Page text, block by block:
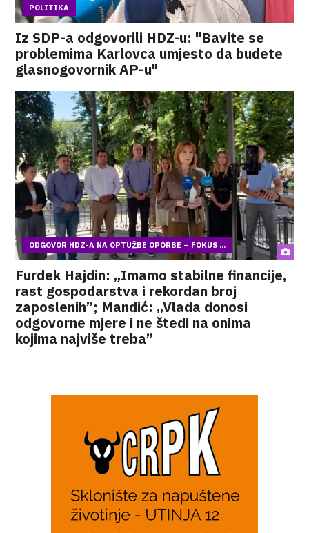
POLITIKA
Iz SDP-a odgovorili HDZ-u: "Bavite se
problemima Karlovca umjesto da budete
glasnogovornik AP-u"
ODGOVOR HDZ-A NA OPTUŽBE OPORBE – FOKUS ...
Furdek Hajdin: „Imamo stabilne financije,
rast gospodarstva i rekordan broj
zaposlenih”; Mandić: „Vlada donosi
odgovorne mjere i ne štedi na onima
kojima najviše treba”